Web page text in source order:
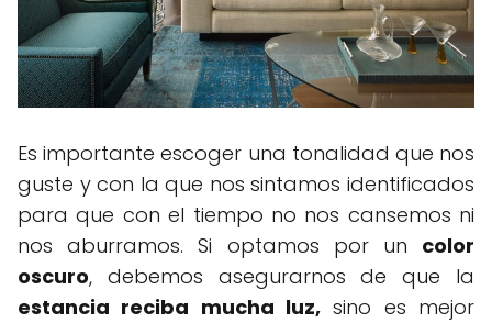
Es importante escoger una tonalidad que nos
guste y con la que nos sintamos identificados
para que con el tiempo no nos cansemos ni
nos aburramos. Si optamos por un color
oscuro, debemos asegurarnos de que la
estancia reciba mucha luz, sino es mejor